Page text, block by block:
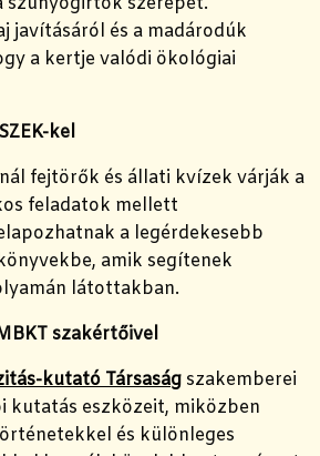
javításáról és a madárodúk
a kertje valódi ökológiai
kel
fejtörők és állati kvízek várják a
feladatok mellett
a legérdekesebb
amik segítenek
látottakban.
szakértőivel
kutató Társaság szakemberei
kutatás eszközeit, miközben
és különleges